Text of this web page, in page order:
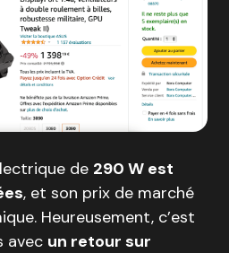
de 290 W est
, et son prix de marché
Heureusement, c’est
avec un retour sur